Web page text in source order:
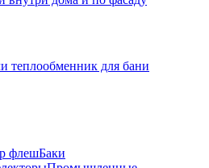
теплообменник для бани
флешБаки